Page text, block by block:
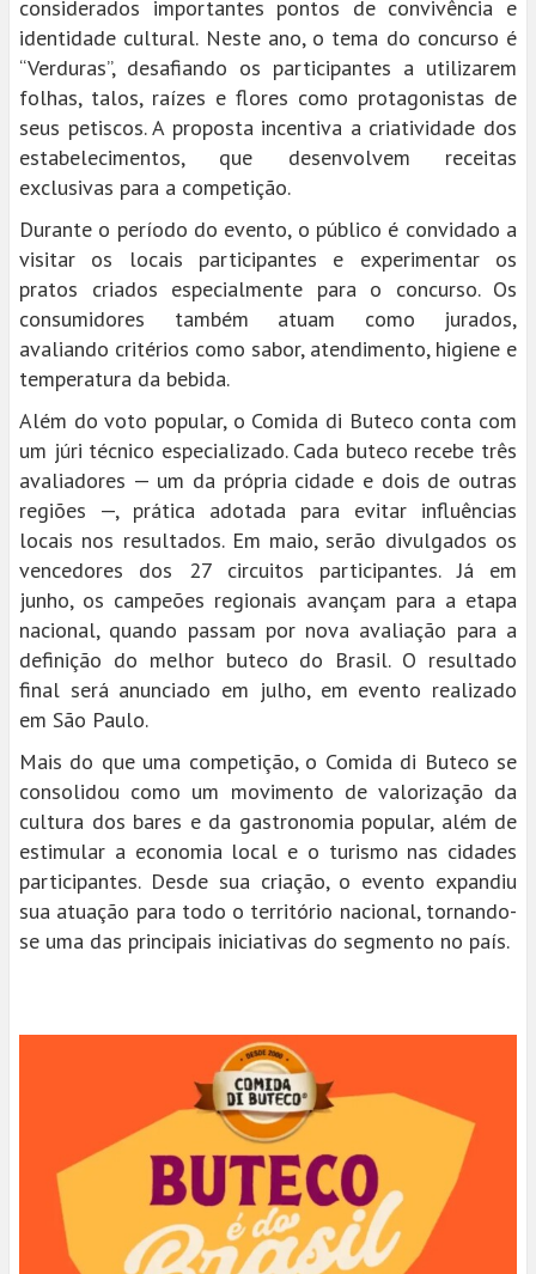
considerados importantes pontos de convivência e
identidade cultural. Neste ano, o tema do concurso é
“Verduras”, desafiando os participantes a utilizarem
folhas, talos, raízes e flores como protagonistas de
seus petiscos. A proposta incentiva a criatividade dos
estabelecimentos, que desenvolvem receitas
exclusivas para a competição.
Durante o período do evento, o público é convidado a
visitar os locais participantes e experimentar os
pratos criados especialmente para o concurso. Os
consumidores também atuam como jurados,
avaliando critérios como sabor, atendimento, higiene e
temperatura da bebida.
Além do voto popular, o Comida di Buteco conta com
um júri técnico especializado. Cada buteco recebe três
avaliadores — um da própria cidade e dois de outras
regiões —, prática adotada para evitar influências
locais nos resultados. Em maio, serão divulgados os
vencedores dos 27 circuitos participantes. Já em
junho, os campeões regionais avançam para a etapa
nacional, quando passam por nova avaliação para a
definição do melhor buteco do Brasil. O resultado
final será anunciado em julho, em evento realizado
em São Paulo.
Mais do que uma competição, o Comida di Buteco se
consolidou como um movimento de valorização da
cultura dos bares e da gastronomia popular, além de
estimular a economia local e o turismo nas cidades
participantes. Desde sua criação, o evento expandiu
sua atuação para todo o território nacional, tornando-
se uma das principais iniciativas do segmento no país.